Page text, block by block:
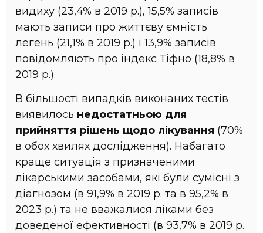
видиху (23,4% в 2019 р.), 15,5% записів
мають записи про життєву ємність
легень (21,1% в 2019 р.) і 13,9% записів
повідомляють про індекс Тіфно (18,8% в
2019 р.).
В більшості випадків виконаних тестів
виявилось недостатньою для
прийняття рішень щодо лікування (70%
в обох хвилях дослідження). Набагато
краще ситуація з призначеними
лікарськими засобами, які були сумісні з
діагнозом (в 91,9% в 2019 р. та в 95,2% в
2023 р.) та не вважалися ліками без
доведеної ефективності (в 93,7% в 2019 р.